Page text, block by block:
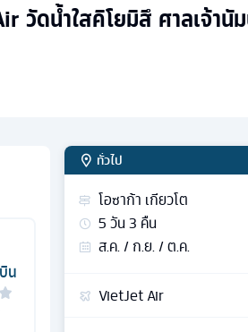
วัดน้ำใสคิโยมิสึ ศาลเจ้านั
น
ทั่วไป
โอซาก้า เกียวโต
5วัน3 คืน
ส.ค. / ก.ย. / ต.ค.
VietJet Air